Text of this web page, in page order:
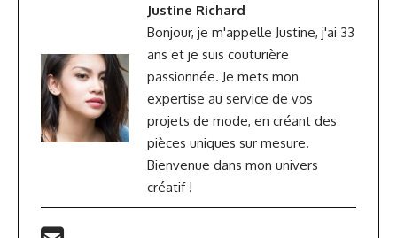
Justine Richard
Bonjour, je m'appelle Justine, j'ai 33
ans et je suis couturière
passionnée. Je mets mon
expertise au service de vos
projets de mode, en créant des
pièces uniques sur mesure.
Bienvenue dans mon univers
créatif !